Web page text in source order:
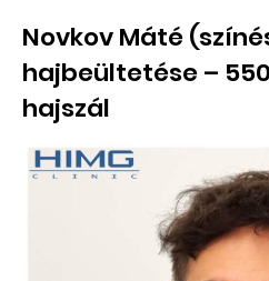
Novkov Máté
hajbeültetése –
hajszál